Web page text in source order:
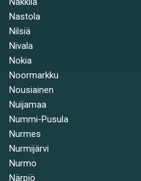
Nastola
Nilsiä
Nivala
Nokia
Noormarkku
Nousiainen
Nuijamaa
Nummi-Pusula
Nurmes
Nurmijärvi
Nurmo
Närpiö